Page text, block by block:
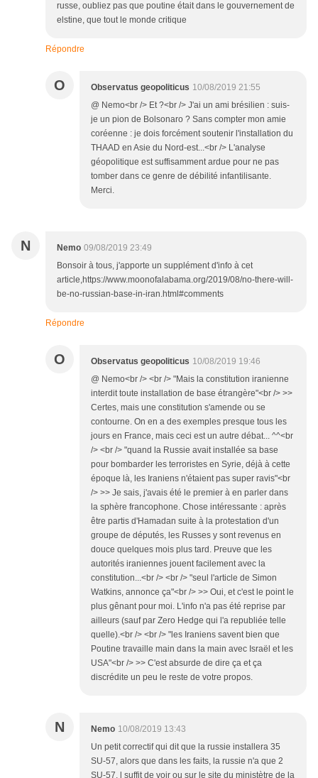
russe, oubliez pas que poutine était dans le gouvernement de
elstine, que tout le monde critique
Répondre
O Observatus geopoliticus 10/08/2019 21:55
@ Nemo<br /> Et ?<br /> J'ai un ami brésilien : suis-
je un pion de Bolsonaro ? Sans compter mon amie
coréenne : je dois forcément soutenir l'installation du
THAAD en Asie du Nord-est...<br /> L'analyse
géopolitique est suffisamment ardue pour ne pas
tomber dans ce genre de débilité infantilisante.
Merci.
N Nemo 09/08/2019 23:49
Bonsoir à tous, j'apporte un supplément d'info à cet
article,https://www.moonofalabama.org/2019/08/no-there-will-
be-no-russian-base-in-iran.html#comments
Répondre
O Observatus geopoliticus 10/08/2019 19:46
@ Nemo<br /> <br /> "Mais la constitution iranienne
interdit toute installation de base étrangère"<br /> >>
Certes, mais une constitution s'amende ou se
contourne. On en a des exemples presque tous les
jours en France, mais ceci est un autre débat... ^^<br
/> <br /> "quand la Russie avait installée sa base
pour bombarder les terroristes en Syrie, déjà à cette
époque là, les Iraniens n'étaient pas super ravis"<br
/> >> Je sais, j'avais été le premier à en parler dans
la sphère francophone. Chose intéressante : après
être partis d'Hamadan suite à la protestation d'un
groupe de députés, les Russes y sont revenus en
douce quelques mois plus tard. Preuve que les
autorités iraniennes jouent facilement avec la
constitution...<br /> <br /> "seul l'article de Simon
Watkins, annonce ça"<br /> >> Oui, et c'est le point le
plus gênant pour moi. L'info n'a pas été reprise par
ailleurs (sauf par Zero Hedge qui l'a republiée telle
quelle).<br /> <br /> "les Iraniens savent bien que
Poutine travaille main dans la main avec Israël et les
USA"<br /> >> C'est absurde de dire ça et ça
discrédite un peu le reste de votre propos.
N Nemo 10/08/2019 13:43
Un petit correctif qui dit que la russie installera 35
SU-57, alors que dans les faits, la russie n'a que 2
SU-57, l suffit de voir ou sur le site du ministètre de la